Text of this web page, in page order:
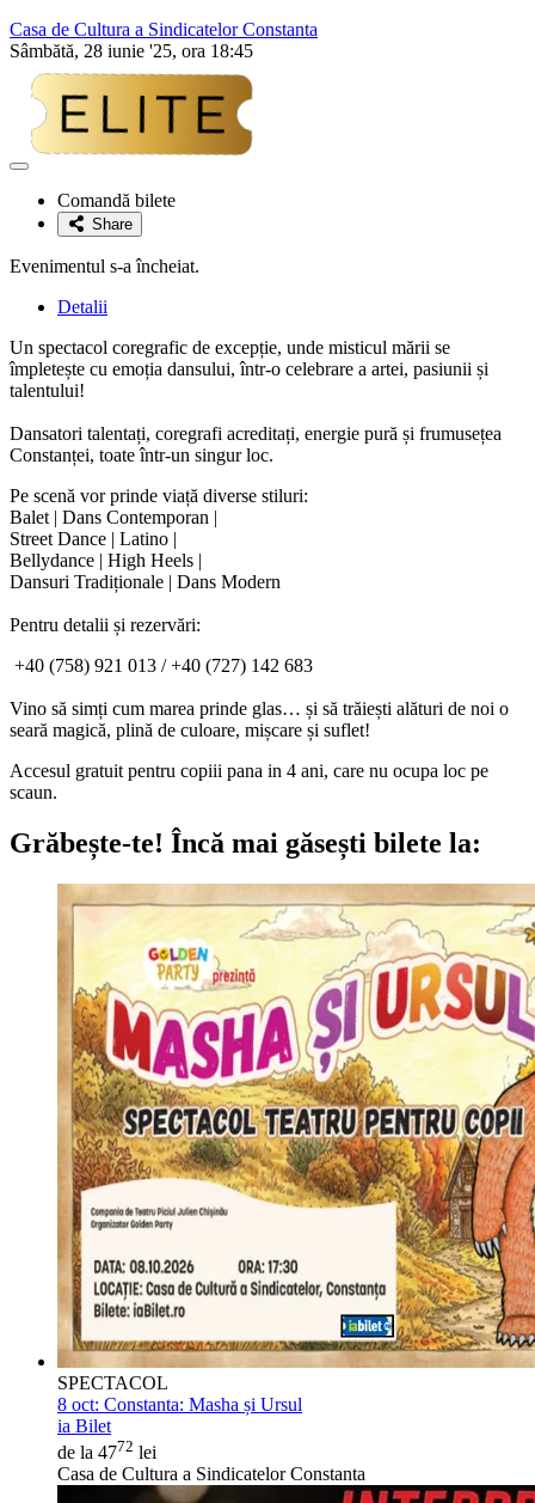
Casa de Cultura a Sindicatelor Constanta
Sâmbătă, 28 iunie '25, ora 18:45
Adaugă
favoriteComandă bilete
Share
Evenimentul s-a încheiat.
Detalii
Un spectacol coregrafic de excepție, unde misticul mării se
împletește cu emoția dansului, într-o celebrare a artei, pasiunii și
talentului!
Dansatori talentați, coregrafi acreditați, energie pură și frumusețea
Constanței, toate într-un singur loc.
Pe scenă vor prinde viață diverse stiluri:
Balet | Dans Contemporan |
Street Dance | Latino |
Bellydance | High Heels |
Dansuri Tradiționale | Dans Modern
Pentru detalii și rezervări:
‪+40 (758) 921 013‬ / ‪+40 (727) 142 683‬
Vino să simți cum marea prinde glas… și să trăiești alături de noi o
seară magică, plină de culoare, mișcare și suflet!
Accesul gratuit pentru copiii pana in 4 ani, care nu ocupa loc pe
scaun.
Grăbește-te! Încă mai găsești bilete la:
SPECTACOL
8 oct: Constanta: Masha și Ursul
ia Bilet
de la 4772 lei
Casa de Cultura a Sindicatelor Constanta